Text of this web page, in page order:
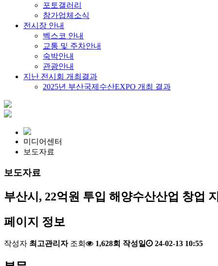
포토갤러리
참가업체소식
전시장 안내
벡스코 안내
교통 및 주차안내
숙박안내
관광안내
지난 전시회 개최결과
2025년 부산국제수산EXPO 개최 결과
미디어센터
보도자료
보도자료
부산시, 22억원 투입 해양수산산업 창업
페이지 정보
작성자 최고관리자 조회 1,628회 작성일 24-02-13 10:55